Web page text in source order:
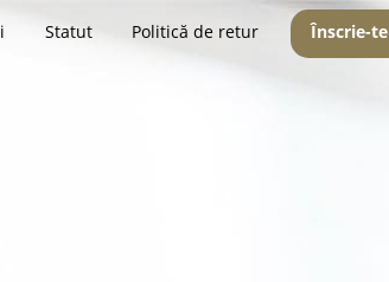
Statut Politică de retur Înscrie-te